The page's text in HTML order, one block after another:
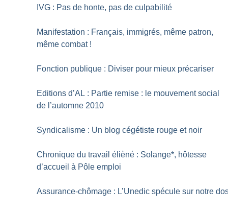
IVG : Pas de honte, pas de culpabilité
Manifestation : Français, immigrés, même patron,
même combat !
Fonction publique : Diviser pour mieux précariser
Editions d’AL : Partie remise : le mouvement social
de l’automne 2010
Syndicalisme : Un blog cégétiste rouge et noir
Chronique du travail élièné : Solange*, hôtesse
d’accueil à Pôle emploi
Assurance-chômage : L’Unedic spécule sur notre